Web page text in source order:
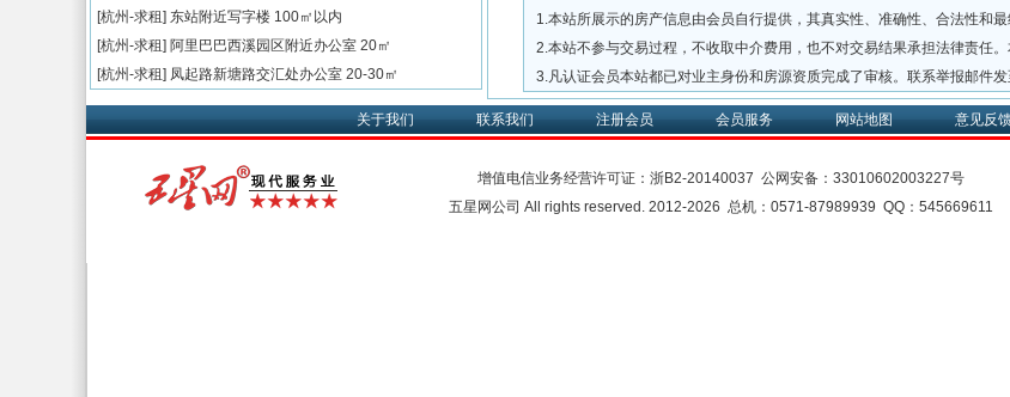
1.本站所展示的房产信息由会员自行提供，其真实性、准确性、合法性和最
2.本站不参与交易过程，不收取中介费用，也不对交易结果承担法律责任
3.凡认证会员本站都已对业主身份和房源资质完成了审核。联系举报邮件发
[杭州-求租] 东站附近写字楼 100㎡以内
[杭州-求租] 阿里巴巴西溪园区附近办公室 20㎡
[杭州-求租] 凤起路新塘路交汇处办公室 20-30㎡
关于我们 联系我们 注册会员 会员服务 网站地图 意见反
增值电信业务经营许可证： 浙B2-20140037 公网安备： 33010602003227号
五星网公司 All rights reserved. 2012-2026 总机：0571-87989939 QQ：545669611